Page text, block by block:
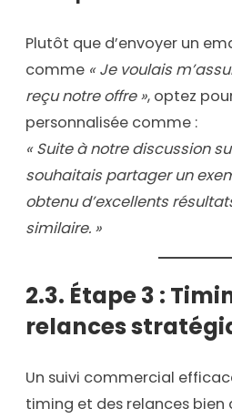
Plutôt que d’envoyer un
comme « Je voulais
reçu notre offre », optez
personnalisée comme :
« Suite à notre discussion
souhaitais partager un
obtenu d’excellents
similaire. »
2.3. Étape 3 :
relances
Un suivi commercial
timing et des relances bien